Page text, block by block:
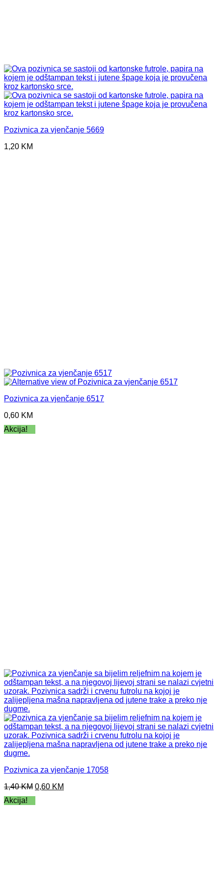
Pozivnica za vjenčanje 5669
1,20 KM
Pozivnica za vjenčanje 6517
0,60 KM
Akcija!
Pozivnica za vjenčanje 17058
1,40KM Original
price
was:
0,60 KM
Akcija!